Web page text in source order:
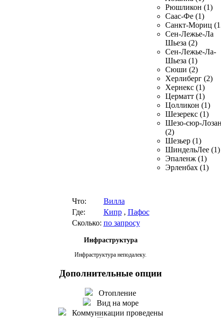
Рюшликон (1)
Саас-Фе (1)
Санкт-Мориц
Сен-Лежье-Ла
Шьеза (2)
Сен-Лежье-Ла-
Шьеза (1)
Сюши (2)
Херлиберг (2)
Хернекс (1)
Церматт (1)
Цолликон (1)
Шезерекс (1)
Шезо-сюр-
(2)
Шезьер (1)
ШиндельЛее (1)
Эпаленж (1)
Эрленбах (1)
Что:
Вилла
Где:
Кипр, Пафос
Сколько: по запросу
Инфраструктура
Инфраструктура неподалеку.
Дополнительные опции
Отопление
Вид на море
Коммуникации проведены